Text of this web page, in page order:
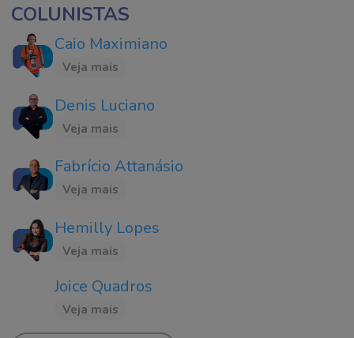
COLUNISTAS
Caio Maximiano
Veja mais
Denis Luciano
Veja mais
Fabrício Attanásio
Veja mais
Hemilly Lopes
Veja mais
Joice Quadros
Veja mais